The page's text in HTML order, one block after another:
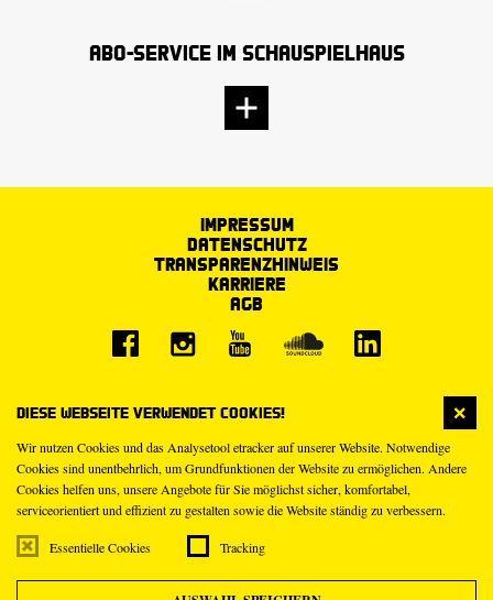
Diese Webseite verwendet Cookies!
Wir nutzen Cookies und das Analysetool etracker auf unserer Website. Notwendige
Cookies sind unentbehrlich, um Grundfunktionen der Website zu ermöglichen. Andere
Cookies helfen uns, unsere Angebote für Sie möglichst sicher, komfortabel,
serviceorientiert und effizient zu gestalten sowie die Website ständig zu verbessern.
Essentielle Cookies Tracking
Abo-Service im Schauspielhaus
Impressum
Datenschutz
Transparenzhinweis
Karriere
AGB